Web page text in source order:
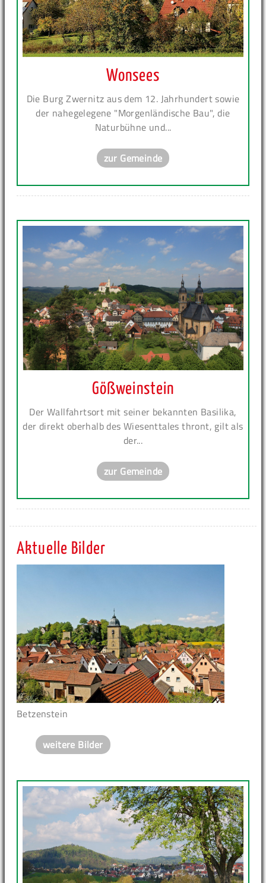
Wonsees
Die Burg Zwernitz aus dem 12. Jahrhundert sowie
der nahegelegene "Morgenländische Bau", die
Naturbühne und...
zur Gemeinde
Gößweinstein
Der Wallfahrtsort mit seiner bekannten Basilika,
der direkt oberhalb des Wiesenttales thront, gilt als
der...
zur Gemeinde
Aktuelle Bilder
Betzenstein
weitere Bilder